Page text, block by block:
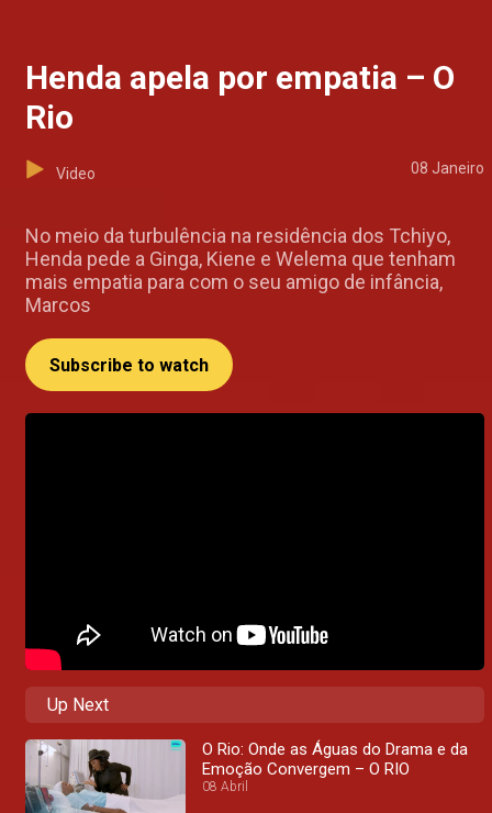
Henda apela por empatia – O
Rio
Video 08 Janeiro
No meio da turbulência na residência dos Tchiyo,
Henda pede a Ginga, Kiene e Welema que tenham
mais empatia para com o seu amigo de infância,
Marcos
Subscribe to watch
Up Next
O Rio: Onde as Águas do Drama e da
Emoção Convergem – O RIO
08 Abril